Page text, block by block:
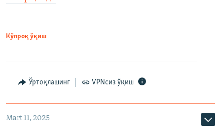
Кўпроқ ўқиш
Ўртоқлашинг VPNсиз ўқиш
Mart 11, 2025